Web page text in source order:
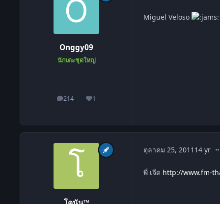
Onggy09
นักเตะชุดใหญ่
214
โพสต์ 1
ชื่อเสียง
Miguel Veloso
ตุลาคม 25, 2011 14 yr
พี่ เจีด http://www.fm-